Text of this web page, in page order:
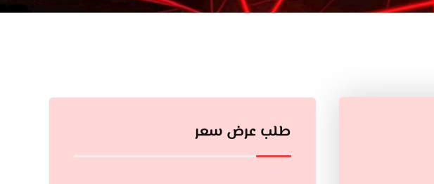
طلب عرض سعر